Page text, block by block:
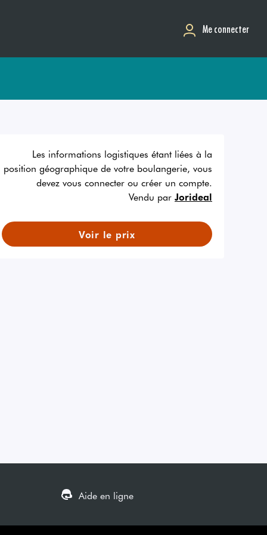
Me connecter
Les informations logistiques étant liées à la
position géographique de votre boulangerie, vous
devez vous connecter ou créer un compte.
Vendu par Jorideal
Voir le prix
Aide en ligne